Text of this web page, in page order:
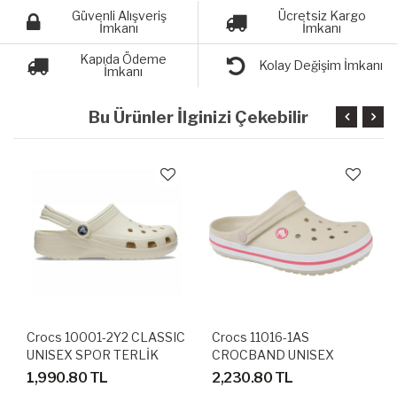
Güvenli Alışveriş
İmkanı
Ücretsiz Kargo
İmkanı
Kapıda Ödeme
İmkanı
Kolay Değişim İmkanı
Bu Ürünler İlginizi Çekebilir
Crocs 10001-2Y2 CLASSIC
UNISEX SPOR TERLİK
SANDALET
1,990.80 TL
Crocs 11016-1AS
CROCBAND UNISEX
SANDALET TERLİK
2,230.80 TL